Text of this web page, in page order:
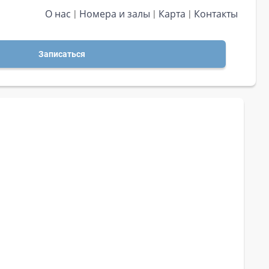
О нас Номера и залы Карта Контакты
Записаться